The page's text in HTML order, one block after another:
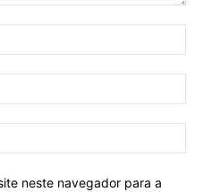
neste navegador para a